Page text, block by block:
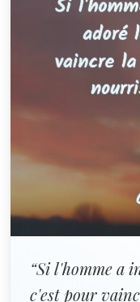
“Si l'homme a
c'est pour